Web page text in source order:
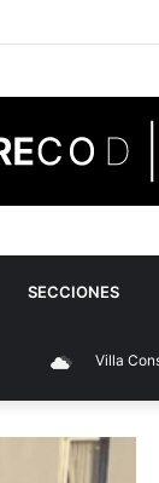
SECCIONES
Villa Constitución